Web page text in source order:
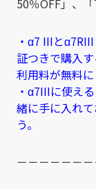
50％OFF」、
・α7 IIIと
証つきで購入
利用料が無料に
・α7IIIに使え
緒に手に入れ
う。
－－－－－－